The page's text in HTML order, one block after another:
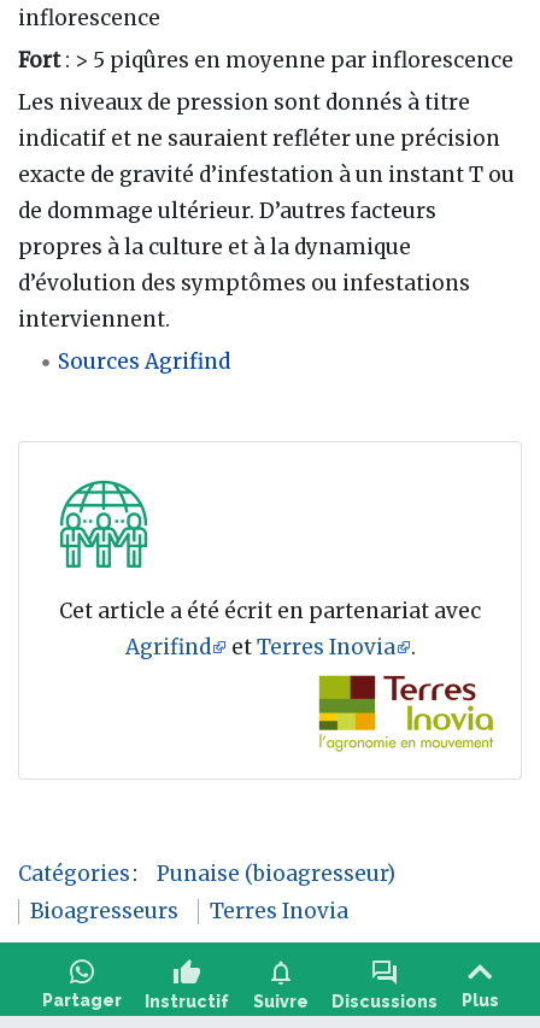
inflorescence
Fort: > 5 piqûres en moyenne par inflorescence
Les niveaux de pression sont donnés à titre
indicatif et ne sauraient refléter une précision
exacte de gravité d’infestation à un instant T ou
de dommage ultérieur. D’autres facteurs
propres à la culture et à la dynamique
d’évolution des symptômes ou infestations
interviennent.
Sources Agrifind
Cet article a été écrit en partenariat avec
Agrifind
etTerres Inovia .
Catégories:
Punaise (bioagresseur)
Bioagresseurs
Terres Inovia
Partager
thumb_up
Instructif
notifications
Suivre
forum
Discussions Plus